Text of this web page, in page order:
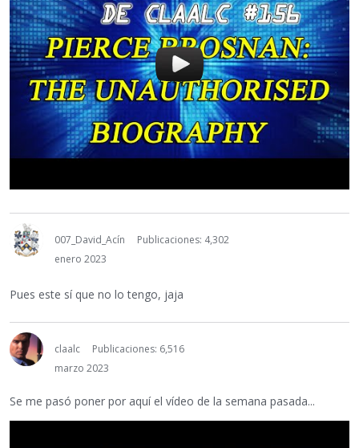
007_David_Acín
Publicaciones: 4,302
enero 2023
Pues este sí que no lo tengo, jaja
claalc
Publicaciones: 6,516
marzo 2023
Se me pasó poner por aquí el vídeo de la semana pasada...